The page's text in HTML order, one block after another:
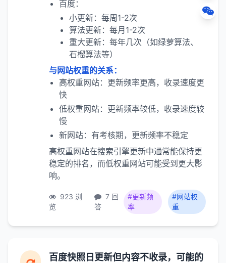
百度：
小更新：每周1-2次
算法更新：每月1-2次
重大更新：每年几次（如绿萝算法、
石榴算法等）
与网站权重的关系：
高权重网站：更新频率更高，收录速度更
快
低权重网站：更新频率较低，收录速度较
慢
新网站：有考核期，更新频率不稳定
高权重网站在搜索引擎更新中通常能保持更
稳定的排名，而低权重网站可能受到更大影
响。
923 浏
览
7 回
答
#更新频
率
#网站权
重
百度快照日更新但内容不收录，可能的